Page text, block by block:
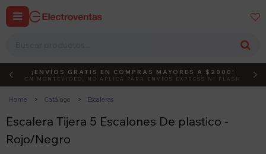
 
DEBUT ACTIVÁ EL CÓDIGO
¡ENVÍOS GRATIS EN COMPRAS MAYORES A $2000!
EN MONTEVIDEO, NO APLICA PARA ENVÍOS EXPRESS NI FLASH
Home Catálogo Escaleras
Escalera Tijera 5 Escalones De plastico -
Rojo/Negro